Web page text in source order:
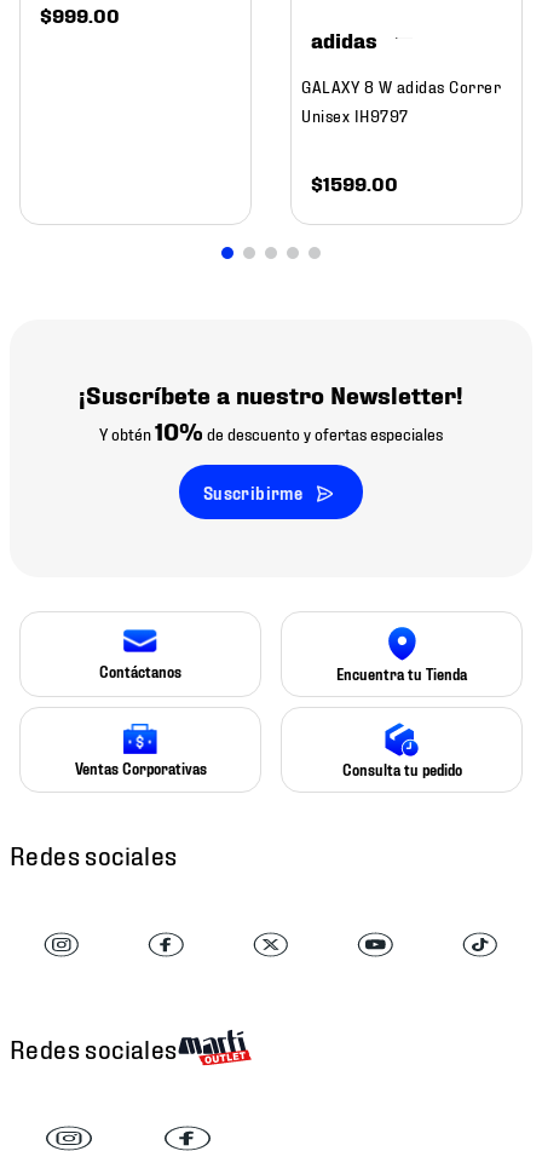
$999 00
adidas
GALAXY 8 W adidas Correr
Unisex IH9797
$1599 00
¡Suscríbete a nuestro Newsletter!
Y obtén10% de descuento y ofertas especiales
Suscribirme
Contáctanos Encuentra tu Tienda
Ventas Corporativas Consulta tu pedido
Redes sociales
Redes sociales